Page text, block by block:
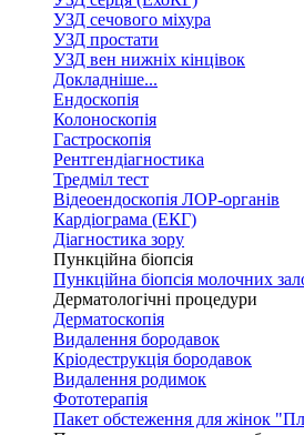
УЗД сечового міхура
УЗД простати
УЗД вен нижніх кінцівок
Докладніше...
Ендоскопія
Колоноскопія
Гастроскопія
Рентгендіагностика
Тредміл тест
Відеоендоскопія ЛОР-органів
Кардіограма (ЕКГ)
Діагностика зору
Пункційна біопсія
Пункційна біопсія молочних
Дерматологічні процедури
Дерматоскопія
Видалення бородавок
Кріодеструкція бородавок
Видалення родимок
Фототерапія
Пакет обстеження для жінок